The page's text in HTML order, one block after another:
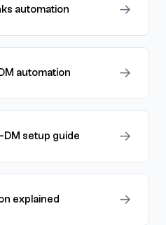
automation →
automation →
setup guide →
explained →